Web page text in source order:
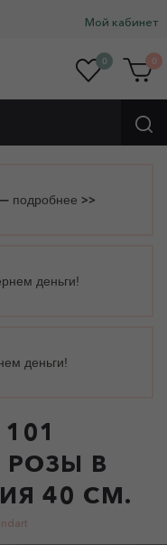
Мой кабинет
0 0
подробнее >>
деньги!
деньги!
В
40 СМ.